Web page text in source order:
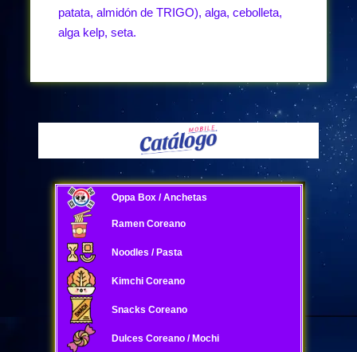
patata, almidón de TRIGO), alga, cebolleta,
alga kelp, seta.
Oppa Box / Anchetas
Ramen Coreano
Noodles / Pasta
Kimchi Coreano
Snacks Coreano
Dulces Coreano / Mochi